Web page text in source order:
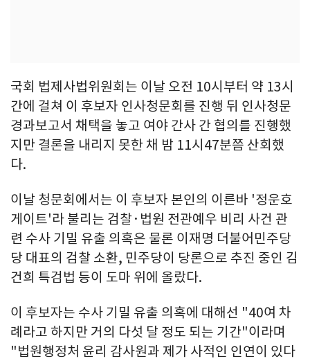
국회 법제사법위원회는 이날 오전 10시부터 약 13시
간에 걸쳐 이 후보자 인사청문회를 진행 뒤 인사청문
경과보고서 채택을 놓고 여야 간사 간 협의를 진행했
지만 결론을 내리지 못한 채 밤 11시47분쯤 산회했
다.
이날 청문회에서는 이 후보자 본인의 이른바 '정운호
게이트'라 불리는 검찰·법원 전관예우 비리 사건 관
련 수사 기밀 유출 의혹은 물론 이재명 더불어민주당
당 대표의 검찰 소환, 민주당이 당론으로 추진 중인 김
건희 특검법 등이 도마 위에 올랐다.
이 후보자는 수사 기밀 유출 의혹에 대해선 "40여 차
례라고 하지만 거의 다섯 달 정도 되는 기간"이라며
"법원행정처 윤리 감사원과 제가 사적인 인연이 있다